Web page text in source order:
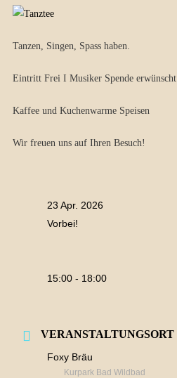
Tanzen, Singen, Spass haben.
Eintritt Frei I Musiker Spende erwünscht
Kaffee und Kuchenwarme Speisen
Wir freuen uns auf Ihren Besuch!
23 Apr. 2026
Vorbei!
15:00 - 18:00
VERANSTALTUNGSORT
Foxy Bräu
Kurpark Bad Wildbad